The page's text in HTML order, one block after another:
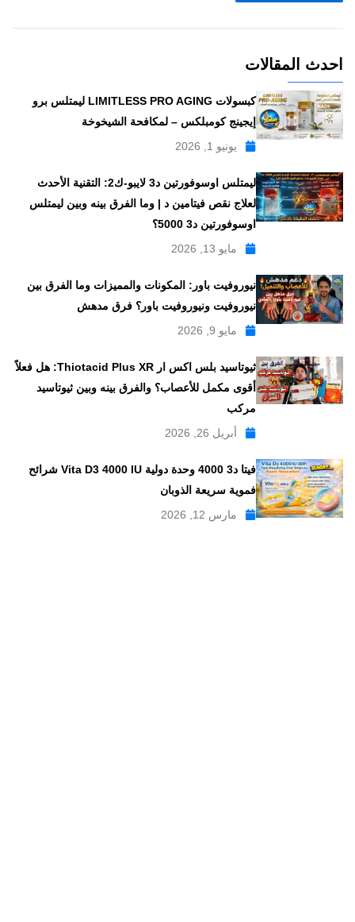
احدث المقالات
كبسولات LIMITLESS PRO AGING ليمتلس برو
إيجينج كومبلكس – لمكافحة الشيخوخة
يونيو 1, 2026
ليمتلس اوسوفورتين د3 لايبو-ك2: التقنية الأحدث
لعلاج نقص فيتامين د | وما الفرق بينه وبين ليمتلس
اوسوفورتين د3 5000؟
مايو 13, 2026
نيوروفيت باور: المكونات والمميزات وما الفرق بين
نيوروفيت ونيوروفيت باور؟ فرق مدهش
مايو 9, 2026
ثيوتاسيد بلس اكس ار Thiotacid Plus XR: هل فعلاً
أقوى مكمل للأعصاب؟ والفرق بينه وبين ثيوتاسيد
مركب
أبريل 26, 2026
فيتا د3 4000 وحدة دولية Vita D3 4000 IU شرائح
فموية سريعة الذوبان
مارس 12, 2026